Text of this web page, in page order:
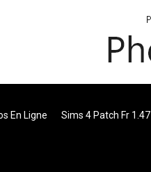
En Ligne Sims 4 Patch Fr 1.47